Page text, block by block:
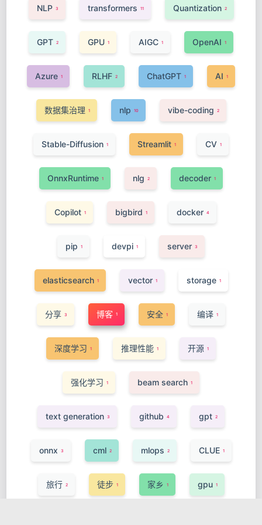
NLP 3 transformers 11 Quantization 2
GPT 2 GPU 1 AIGC 1 OpenAI 1
Azure 1 RLHF 2 ChatGPT 1 AI 1
数据集治理 1 nlp 10 vibe-coding 2
Stable-Diffusion 1 Streamlit 1 CV 1
OnnxRuntime 1 nlg 2 decoder 1
Copilot 1 bigbird 1 docker 4
pip 1 devpi 1 server 3
elasticsearch 1 vector 1 storage 1
分享 3 博客 1 安全 1 编译 1
深度学习 1 推理性能 1 开源 1
强化学习 1 beam search 1
text generation 3 github 4 gpt 2
onnx 3 cml 2 mlops 2 CLUE 1
旅行 2 徒步 1 家乡 1 gpu 1